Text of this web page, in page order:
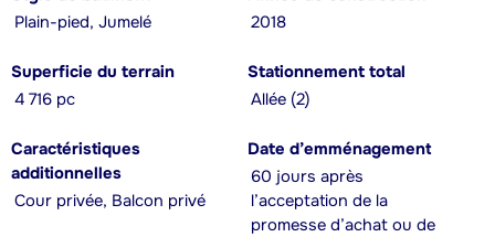
Plain-pied, Jumelé
2018
Superficie du terrain
4 716 pc
Stationnement total
Allée (2)
Caractéristiques
additionnelles
Cour privée, Balcon privé
Date d’emménagement
60 jours après
l’acceptation de la
promesse d’achat ou de